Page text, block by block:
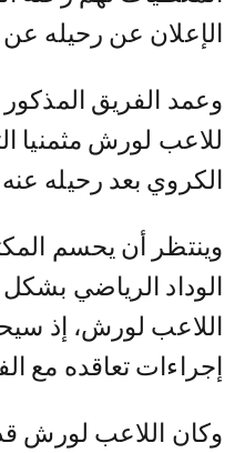
الإعلان عن رحيله عن
وعمد الفريق
للاعب لورش مثمنيا
الكروي بعد رحيله
وينتظر أن يحسم
الوداد الرياضي
اللاعب لورش، إذ
إجراءات تعاقده مع
وكان اللاعب لورش